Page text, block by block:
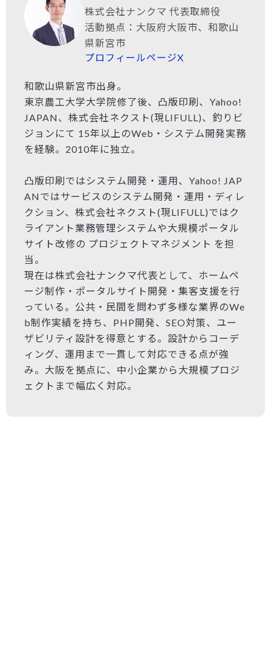
株式会社ナンクマ 代表取締役
活動拠点：大阪府大阪市、和歌山
県新宮市
プロフィールページX
和歌山県新宮市出身。
東京農工大学大学院修了後、凸版印刷、Yahoo!
JAPAN、株式会社ネクスト(現LIFULL)、釣りビ
ジョンにて 15年以上のWeb・システム開発実務
を経験。2010年に独立。
凸版印刷ではシステム開発・運用、Yahoo! JAP
ANではサービスのシステム開発・運用・ディレ
クション、株式会社ネクスト(現LIFULL)ではク
ライアント業務管理システムや大規模ポータル
サイト改修の プロジェクトマネジメント を担
当。
現在は株式会社ナンクマ代表として、ホームペ
ージ制作・ポータルサイト開発・集客支援を行
っている。公共・民間を問わず多様な業界のWe
b制作実績を持ち、PHP開発、SEO対策、ユー
ザビリティ設計を得意とする。設計からコーデ
ィング、運用まで一貫して対応できる点が強
み。大阪を拠点に、中小企業から大規模プロジ
ェクトまで幅広く対応。